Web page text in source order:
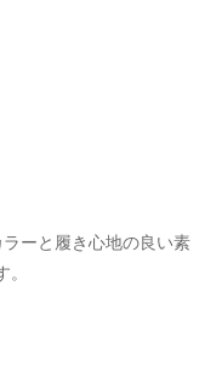
ーと履き心地の良い素